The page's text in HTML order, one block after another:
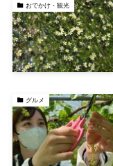
おでかけ・観光
グルメ